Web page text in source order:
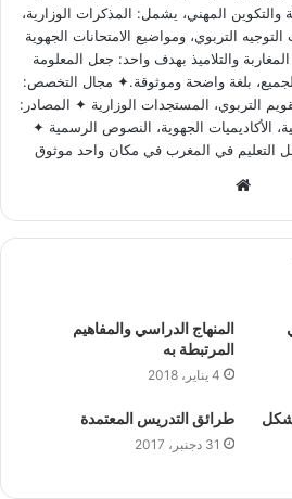
والتكوين المهني، يشمل: المذكرات الوزارية،
التربوي، ومواضيع الامتحانات الجهوية
والتلاميذ بهدف واحد: جعل المعلومة
بلغة واضحة وموثوقة.✦ مجال التخصص:
التربوي، المستجدات الوزارية ✦ المصادر:
الأكاديميات الجهوية، النصوص الرسمية ✦
التعليم في المغرب في مكان واحد موثوق
b
e
المنهاج الدراسي والمفاهيم
المرتبطة به
4 يناير، 2018
طرائق التدريس المعتمدة
31 دجنبر، 2017